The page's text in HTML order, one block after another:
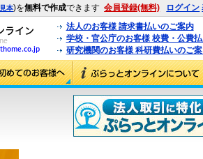
見本)を無料で作成できます 会員登録(無料) ログイン
法人のお客様 請求書払いのご案内
学校・官公庁のお客様 校費・公費
研究機関のお客様 科研費払いのご